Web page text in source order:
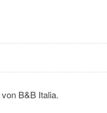
B&B Italia.